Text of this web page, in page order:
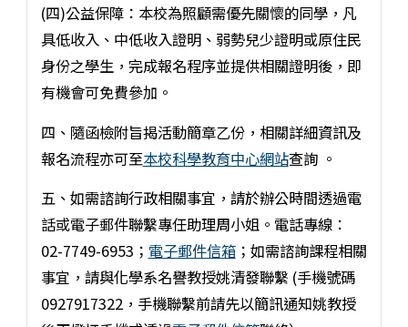
(四)公益保障：本校為照顧需優先關懷的同學，凡
具低收入、中低收入證明、弱勢兒少證明或原住民
身份之學生，完成報名程序並提供相關證明後，即
有機會可免費參加。
四、隨函檢附旨揭活動簡章乙份，相關詳細資訊及
報名流程亦可至本校科學教育中心網站查詢 。
五、如需諮詢行政相關事宜，請於辦公時間透過電
話或電子郵件聯繫專任助理周小姐。電話專線：
02-7749-6953； 電子郵件信箱；如需諮詢課程相關
事宜，請與化學系名譽教授姚清發聯繫 (手機號碼
0927917322，手機聯繫前請先以簡訊通知姚教授